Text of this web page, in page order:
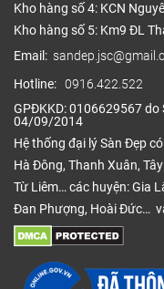
Kho hàng số 4: KCN
Kho hàng số 5: Km9 ĐL
Email:
Hotline: 0916.422.522
GPĐKKD: 0106629567
04/09/2014
Hệ thống đại lý Sàn Đẹp
Hà Đông, Thanh Xuân,
Từ Liêm… các huyện: Gia
Đan Phượng, Hoài Đức…